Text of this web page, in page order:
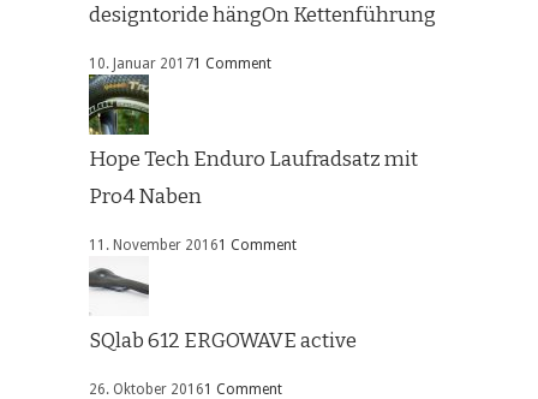
designtoride hängOn Kettenführung
10. Januar 20171 Comment
Hope Tech Enduro Laufradsatz mit
Pro4 Naben
11. November 20161 Comment
SQlab 612 ERGOWAVE active
26. Oktober 20161 Comment